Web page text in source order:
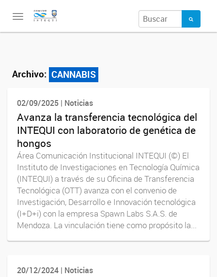
Toggle
Archivo: CANNABIS
02/09/2025 | Noticias
Avanza la transferencia tecnológica del
INTEQUI con laboratorio de genética de
hongos
Área Comunicación Institucional INTEQUI (©) El
Instituto de Investigaciones en Tecnología Química
(INTEQUI) a través de su Oficina de Transferencia
Tecnológica (OTT) avanza con el convenio de
Investigación, Desarrollo e Innovación tecnológica
(I+D+i) con la empresa Spawn Labs S.A.S. de
Mendoza. La vinculación tiene como propósito la...
20/12/2024 | Noticias